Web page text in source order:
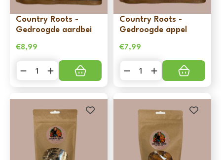
Country Roots -
Gedroogde aardbei
€8,99
Roots
Gedroogde
Country Roots -
Gedroogde appel
€7,99
Roots
Gedroogde